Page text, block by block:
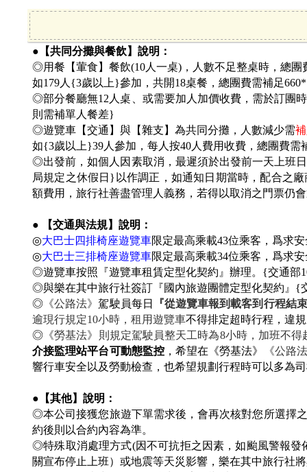
●【共同分攤與餐飲】說明：
◎用餐【葷食】餐飲(10人一桌)，人數不足整桌時，總團
如179人{3歲以上}參加，共開18桌餐，總團費需補足
◎部分餐廳無12人桌、或需要加人加價收費，需於訂團
則需補單人餐差}
◎遊覽車【交通】與【雜支】為共同分攤，人數減少需
如{3歲以上}39人參加，每人按40人費用收費，總團費
◎出發前，如個人因素取消，最遲須於出發前一天上班
局規定之休假日}以作調正，如通知日期當時，配合之
額費用，旅行社善盡管理人義務，若得以取消之門票仍
● 【交通與法規】說明：
◎大巴士四排椅座遊覽車限定最高乘載43位乘客 ，爲求
◎大巴士三排椅座遊覽車限定最高乘載34位乘客 ，爲求
◎遊覽車按照『遊覽車租賃定型化契約』辦理。{交通部
◎與樂在其中旅行社簽訂『國內旅遊團體定型化契約』{
◎ 《公路法》駕駛員每日
『從遊覽車報到載客到行程結束
逾現行規定10小時，租用遊覽車不得排定超時行程，違
◎ 《勞基法》則規定駕駛員整天工時為8小時，加班不
介接監理站平台可動態監控，希望在《勞基法》
《公路
響行車安全以及勞動檢查，也希望規劃行程時可以多為
●【其他】說明：
◎本公司接獲您旅遊下單需求後，會再次核對您所選擇
約後則以合約內容為準。
◎特殊取消處理方式(因不可抗拒之因素，如颱風警報
關宣布停止上班）或地震等天災影響，樂在其中旅行社